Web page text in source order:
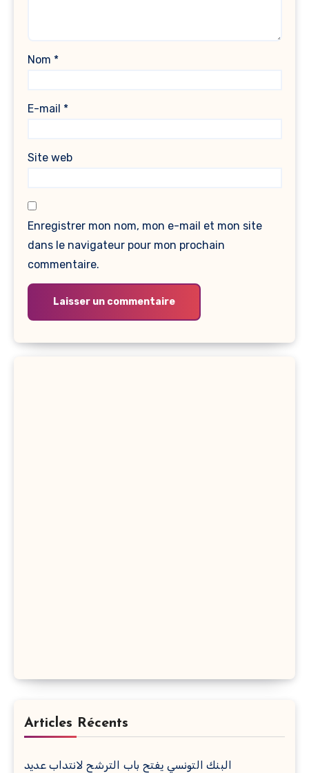
Nom *
E-mail *
Site web
Enregistrer mon nom, mon e-mail et mon site
dans le navigateur pour mon prochain
commentaire.
Articles Récents
البنك التونسي يفتح باب الترشح لانتداب عديد